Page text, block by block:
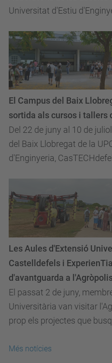
Universitat d'Estiu
Del 22 de juny al 10 de
del Baix Llobregat de la
d'Enginyeria,
El Campus del Baix
sortida als cursos i tallers
El passat 2 de juny,
Universitària van visitar
prop els projectes que
Les Aules d'Extensió
Castelldefels i
d'avantguarda a
Més notícies